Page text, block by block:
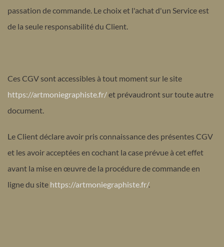
passation de commande. Le choix et l'achat d'un Service est
de la seule responsabilité du Client.
Ces CGV sont accessibles à tout moment sur le site
https://artmoniegraphiste.fr/et prévaudront sur toute autre
document.
Le Client déclare avoir pris connaissance des présentes CGV
et les avoir acceptées en cochant la case prévue à cet effet
avant la mise en œuvre de la procédure de commande en
ligne du site https://artmoniegraphiste.fr/.